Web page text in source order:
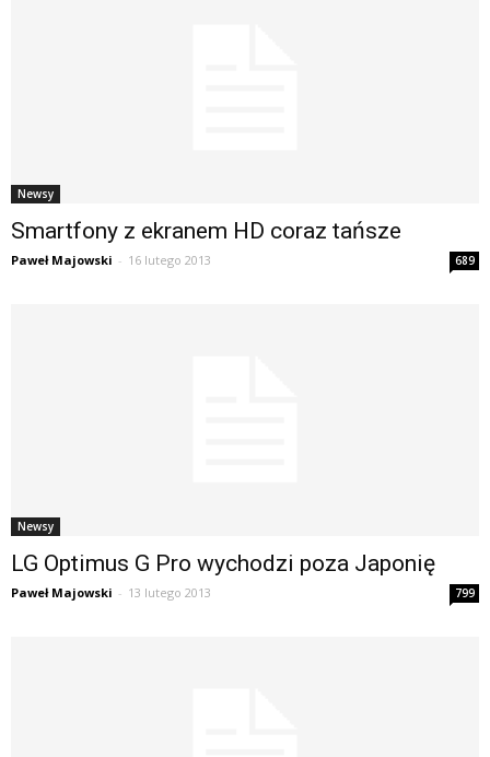
Newsy
Smartfony z ekranem HD coraz tańsze
Paweł Majowski - 16 lutego 2013 689
Newsy
LG Optimus G Pro wychodzi poza Japonię
Paweł Majowski - 13 lutego 2013 799